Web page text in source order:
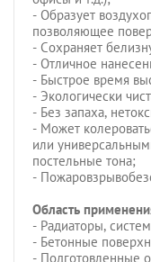
- Образует
позволяющее
- Сохраняет
- Отличное
- Быстрое время
- Экологически
- Без запаха,
- Может
или
постельные тона;
-
Область
- Радиаторы,
- Бетонные
- Подготовленные